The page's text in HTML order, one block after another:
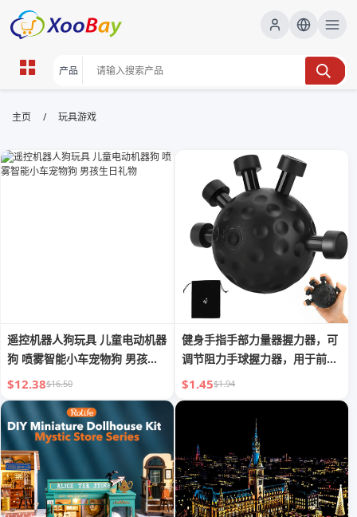
玩具游戏 | XOOBAY B2B/B2C
玩具游戏,儿童游戏,娱乐玩具, wholesale 玩具游戏,
提供高效关键词与描述提升搜索排名效果更好
主页 / 玩具游戏
遥控机器人狗玩具 儿童电动机器
狗 喷雾智能小车宠物狗 男孩生
日礼物
$12.38$16.50
健身手指手部力量器握力器，可
调节阻力手球握力器，用于前臂
力量和攀岩训练
$1.45$1.94